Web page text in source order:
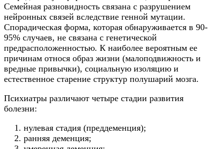
Семейная разновидность связана с разрушением
нейронных связей вследствие генной мутации.
Спорадическая форма, которая обнаруживается в 90-
95% случаев, не связана с генетической
предрасположенностью. К наиболее вероятным ее
причинам относя образ жизни (малоподвижность и
вредные привычки), социальную изоляцию и
естественное старение структур полушарий мозга.
Психиатры различают четыре стадии развития
болезни:
нулевая стадия (преддеменция);
ранняя деменция;